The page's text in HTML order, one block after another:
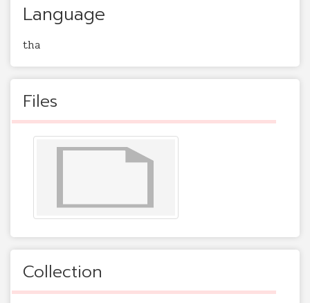
Language
tha
Files
Collection